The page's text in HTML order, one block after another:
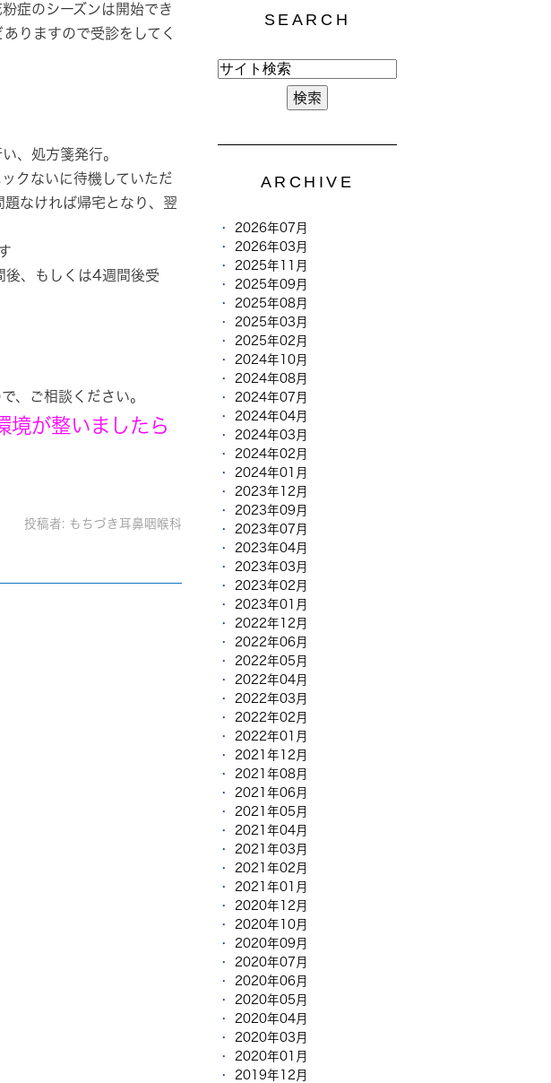
症のシーズンは開始でき
りますので受診をしてく
、処方箋発行。
クないに待機していただ
なければ帰宅となり、翌
、もしくは4週間後受
、ご相談ください。
境が整いましたら
投稿者: もちづき耳鼻咽喉科
SEARCH
ARCHIVE
2026年07月
2026年03月
2025年11月
2025年09月
2025年08月
2025年03月
2025年02月
2024年10月
2024年08月
2024年07月
2024年04月
2024年03月
2024年02月
2024年01月
2023年12月
2023年09月
2023年07月
2023年04月
2023年03月
2023年02月
2023年01月
2022年12月
2022年06月
2022年05月
2022年04月
2022年03月
2022年02月
2022年01月
2021年12月
2021年08月
2021年06月
2021年05月
2021年04月
2021年03月
2021年02月
2021年01月
2020年12月
2020年10月
2020年09月
2020年07月
2020年06月
2020年05月
2020年04月
2020年03月
2020年01月
2019年12月